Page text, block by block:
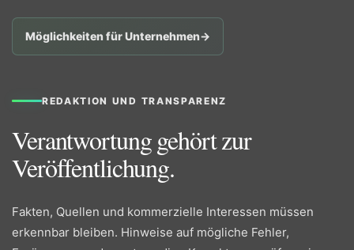
Möglichkeiten für Unternehmen→
REDAKTION UND TRANSPARENZ
Verantwortung gehört zur
Veröffentlichung.
Fakten, Quellen und kommerzielle Interessen müssen
erkennbar bleiben. Hinweise auf mögliche Fehler,